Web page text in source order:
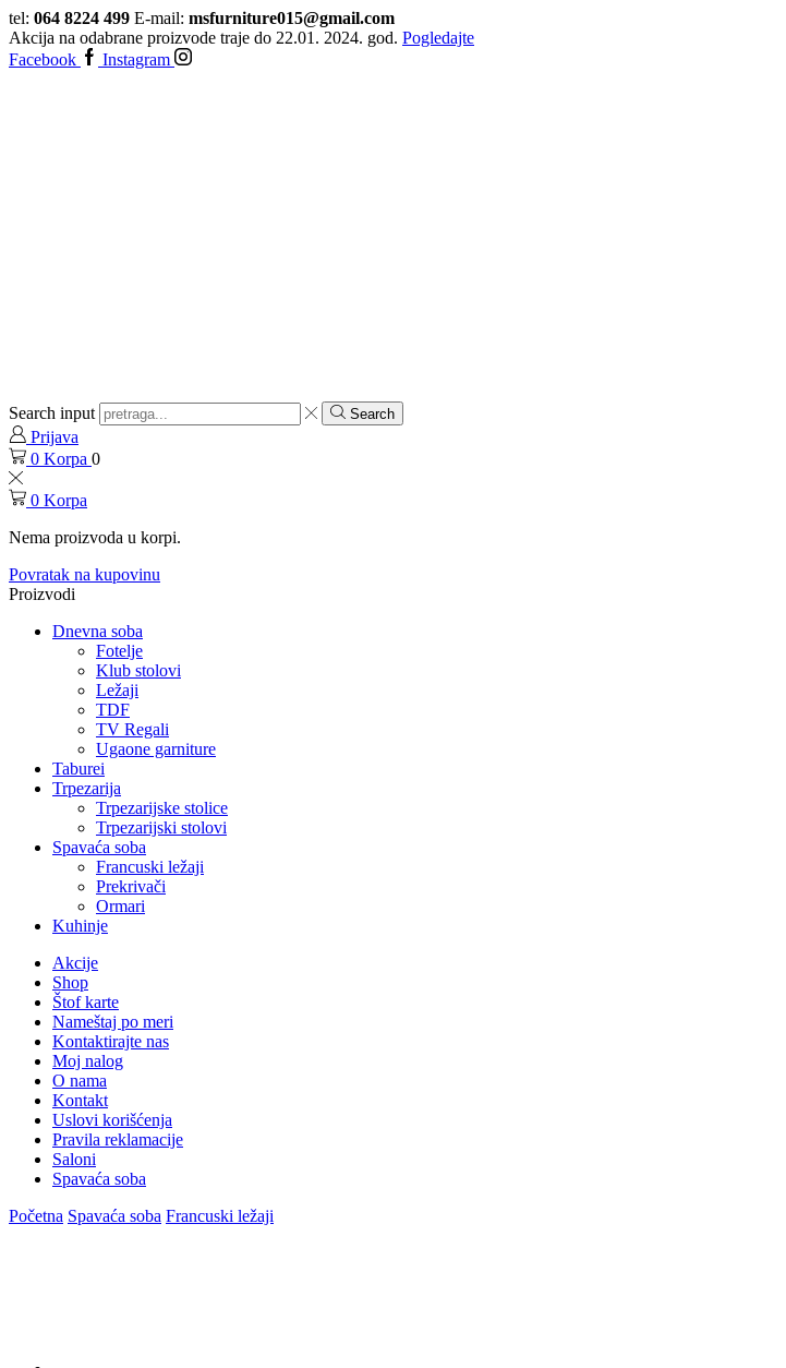
tel: 064 8224 499 E-mail: msfurniture015@gmail.com
Akcija na odabrane proizvode traje do 22.01. 2024. god. Pogledajte
Facebook
Instagram
Search input Search
Prijava
0 Korpa 0
0 Korpa
Nema proizvoda u korpi.
Povratak na kupovinu
Proizvodi
Dnevna soba
Fotelje
Klub stolovi
Ležaji
TDF
TV Regali
Ugaone garniture
Taburei
Trpezarija
Trpezarijske stolice
Trpezarijski stolovi
Spavaća soba
Francuski ležaji
Prekrivači
Ormari
Kuhinje
Akcije
Shop
Štof karte
Nameštaj po meri
Kontaktirajte nas
Moj nalog
O nama
Kontakt
Uslovi korišćenja
Pravila reklamacije
Saloni
Spavaća soba
Početna Spavaća soba Francuski ležaji